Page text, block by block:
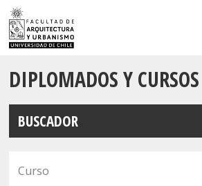
ADMISIÓN
CARRERAS
DIPLOMADOS Y CURSOS
BUSCADOR
Curso